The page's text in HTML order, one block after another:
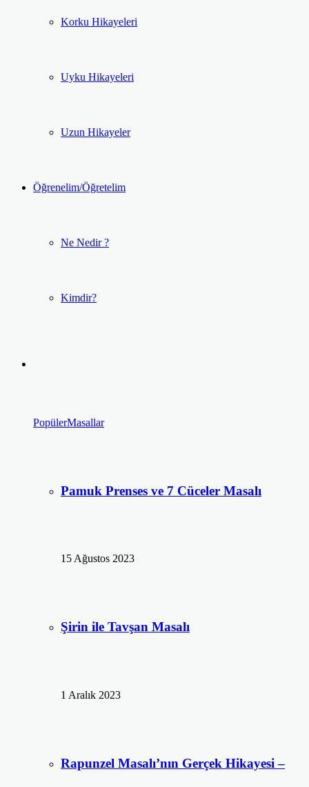
Korku Hikayeleri
Uyku Hikayeleri
Uzun Hikayeler
Öğrenelim/Öğretelim
Ne Nedir ?
Kimdir?
PopülerMasallar
Pamuk Prenses ve 7 Cüceler Masalı
15 Ağustos 2023
Şirin ile Tavşan Masalı
1 Aralık 2023
Rapunzel Masalı’nın Gerçek Hikayesi –